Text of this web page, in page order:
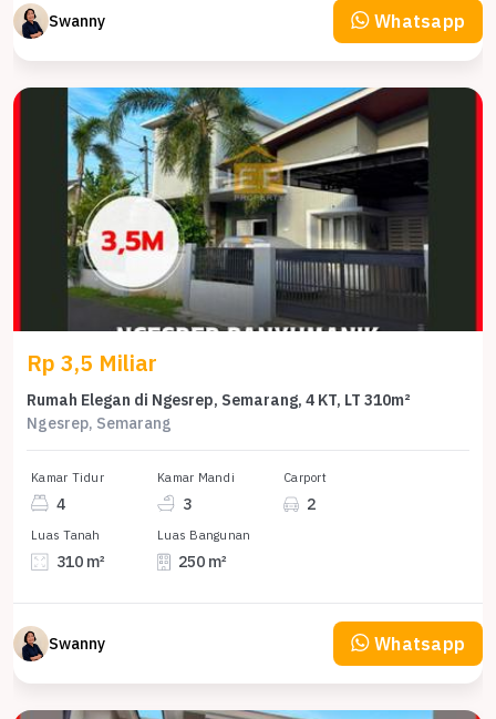
Swanny Whatsapp
Rp 3,5 Miliar
Rumah Elegan di Ngesrep, Semarang, 4 KT, LT 310m²
Ngesrep, Semarang
Kamar Tidur
4
Kamar Mandi
3
Carport
2
Luas Tanah
310 m²
Luas Bangunan
250 m²
Swanny Whatsapp